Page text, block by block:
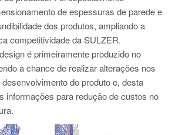
de espessuras de parede e
dos produtos, ampliando a
competitividade da SULZER.
é primeiramente produzido no
a chance de realizar alterações nos
do produto e, desta
informações para redução de custos no